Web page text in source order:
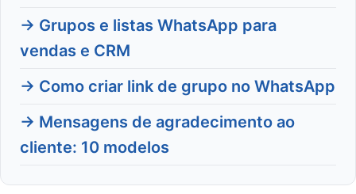
→ Grupos e listas WhatsApp para
vendas e CRM
→ Como criar link de grupo no WhatsApp
→ Mensagens de agradecimento ao
cliente: 10 modelos